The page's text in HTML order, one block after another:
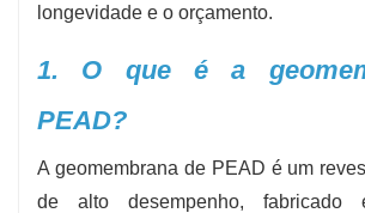
projetos acessíveis.
exportação
flexível para projetos gigantes ou
longevidade e o orçamento.
1. O que é a
PEAD?
A geomembrana de PEAD é um
de alto desempenho, fabricado